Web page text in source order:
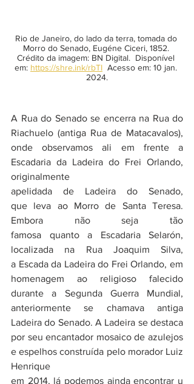
Rio de Janeiro, do lado da terra, tomada do
Morro do Senado, Eugéne Ciceri, 1852.
Crédito da imagem: BN Digital.  Disponível
em: https://shre.ink/rbTI
  Acesso em: 10 jan.
2024.
A Rua do Senado se encerra na Rua do
Riachuelo (antiga Rua de Matacavalos),
onde observamos ali em frente a
Escadaria da Ladeira do Frei Orlando,
originalmente
apelidada de Ladeira do Senado,
que leva ao Morro de Santa Teresa.
Embora não seja tão
famosa quanto a Escadaria Selarón,
localizada na Rua Joaquim Silva,
a Escada da Ladeira do Frei Orlando, em
homenagem ao religioso falecido
durante a Segunda Guerra Mundial,
anteriormente se chamava antiga
Ladeira do Senado. A Ladeira se destaca
por seu encantador mosaico de azulejos
e espelhos construída pelo morador Luiz
Henrique
em 2014, lá podemos ainda encontrar u